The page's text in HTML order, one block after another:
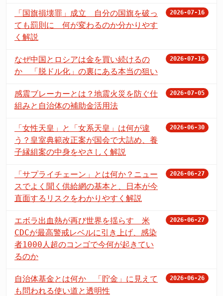
「国旗損壊罪」成立 自分の国旗を破っ
ても罰則に 何が変わるのか分かりやす
く解説
2026-07-16
なぜ中国とロシアは金を買い続けるの
か 「脱ドル化」の裏にある本当の狙い
2026-07-16
感震ブレーカーとは？地震火災を防ぐ仕
組みと自治体の補助金活用法
2026-07-05
「女性天皇」と「女系天皇」は何が違
う？皇室典範改正案が国会で大詰め、養
子縁組案の中身をやさしく解説
2026-06-30
「サプライチェーン」とは何か？ニュー
スでよく聞く供給網の基本と、日本が今
直面するリスクをわかりやすく解説
2026-06-27
エボラ出血熱が再び世界を揺らす 米
CDCが最高警戒レベルに引き上げ、感染
者1000人超のコンゴで今何が起きてい
るのか
2026-06-27
自治体基金とは何か 「貯金」に見えて
も問われる使い道と透明性
2026-06-26